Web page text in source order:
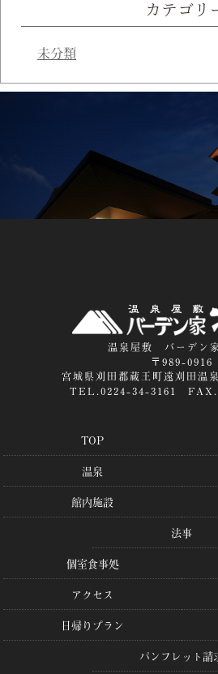
カテゴリ
未分類
温泉屋敷 バーデン
〒989-0916
宮城県刈田郡蔵王町遠刈田温
TEL.0224-34-3161
TOP
温泉
館内施設
法事
個室食事処
アクセス
日帰りプラン
パンフレット請